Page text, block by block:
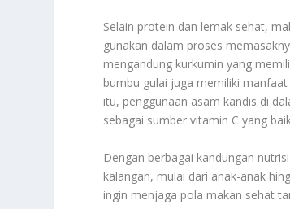
Selain protein dan lemak sehat,
gunakan dalam proses
mengandung kurkumin yang
bumbu gulai juga memiliki
itu, penggunaan asam kandis di
sebagai sumber vitamin C yang
Dengan berbagai kandungan
kalangan, mulai dari anak-anak
ingin menjaga pola makan sehat